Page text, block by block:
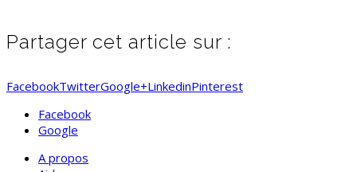
Partager cet article sur :
FacebookTwitterGoogle+LinkedinPinterest
Facebook
Google
A propos